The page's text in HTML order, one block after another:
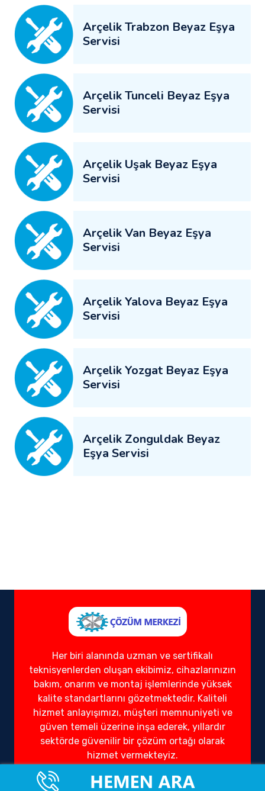
Arçelik Trabzon Beyaz Eşya
Servisi
Arçelik Tunceli Beyaz Eşya
Servisi
Arçelik Uşak Beyaz Eşya
Servisi
Arçelik Van Beyaz Eşya
Servisi
Arçelik Yalova Beyaz Eşya
Servisi
Arçelik Yozgat Beyaz Eşya
Servisi
Arçelik Zonguldak Beyaz
Eşya Servisi
Her biri alanında uzman ve sertifikalı
teknisyenlerden oluşan ekibimiz, cihazlarınızın
bakım, onarım ve montaj işlemlerinde yüksek
kalite standartlarını gözetmektedir. Kaliteli
hizmet anlayışımızı, müşteri memnuniyeti ve
güven temeli üzerine inşa ederek, yıllardır
sektörde güvenilir bir çözüm ortağı olarak
hizmet vermekteyiz.